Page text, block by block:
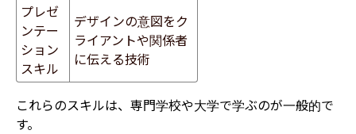
プレゼ
ンテー
ション
スキル
デザインの意図をク
ライアントや関係者
に伝える技術
これらのスキルは、専門学校や大学で学ぶのが一般的で
す。